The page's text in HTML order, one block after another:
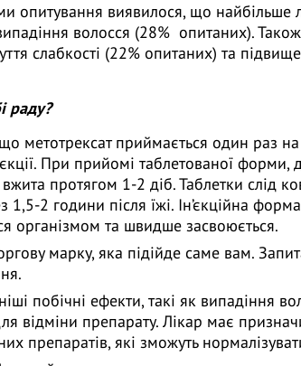
опитування виявилося, що найбільше
волосся (28% опитаних).
слабкості (22% опитаних) та
раду?
метотрексат приймається один раз
При прийомі таблетованої
протягом 1-2 діб. Таблетки слід
1,5-2 години після їжі. Ін’єкційна
організмом та швидше засвоюється.
марку, яка підійде саме вам.
побічні ефекти, такі як випадіння
відміни препарату. Лікар має
препаратів, які зможуть